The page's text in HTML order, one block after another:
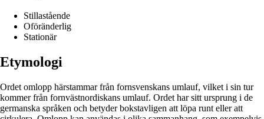
Stillastående
Oföränderlig
Stationär
Etymologi
Ordet omlopp härstammar från fornsvenskans umlauf, vilket i sin tur
kommer från fornvästnordiskans umlauf. Ordet har sitt ursprung i de
germanska språken och betyder bokstavligen att löpa runt eller att